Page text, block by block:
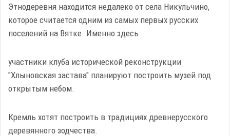
Этнодеревня находится недалеко от села Никульчино,
которое считается одним из самых первых русских
поселений на Вятке. Именно здесь
участники клуба исторической реконструкции
"Хлыновская застава" планируют построить музей под
открытым небом.
Кремль хотят построить в традициях древнерусского
деревянного зодчества.